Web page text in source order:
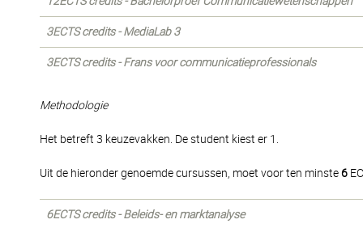
3ECTS credits - MediaLab 3
3ECTS credits - Frans voor communicatieprofessionals
Methodologie
Het betreft 3 keuzevakken. De student kiest er 1.
Uit de hieronder genoemde cursussen, moet voor ten minste6
6ECTS credits - Beleids- en marktanalyse